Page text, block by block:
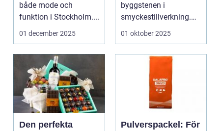
både mode och
funktion i Stockholm....
01 december 2025
byggstenen i
smyckestillverkning.
De ger utrymme fö...
01 oktober 2025
Den perfekta
Pulverspackel: För